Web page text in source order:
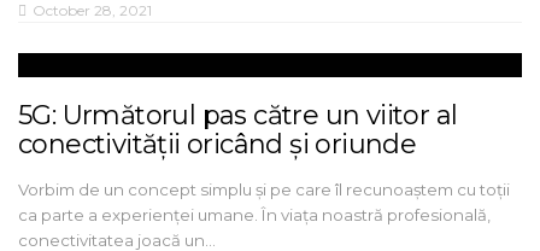
October 28, 2021
5G: Următorul pas către un viitor al
conectivității oricând și oriunde
Vorbim de un concept simplu și pe care îl recunoaștem cu toții
ca parte a experienței umane. În viața noastră profesională,
conectivitatea joacă un…